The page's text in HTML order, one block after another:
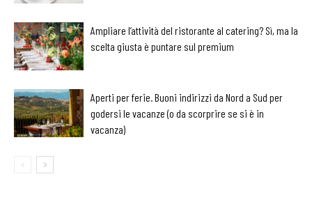
Ampliare l’attività del ristorante al catering? Sì, ma la
scelta giusta è puntare sul premium
Aperti per ferie. Buoni indirizzi da Nord a Sud per
godersi le vacanze (o da scorprire se si è in
vacanza)